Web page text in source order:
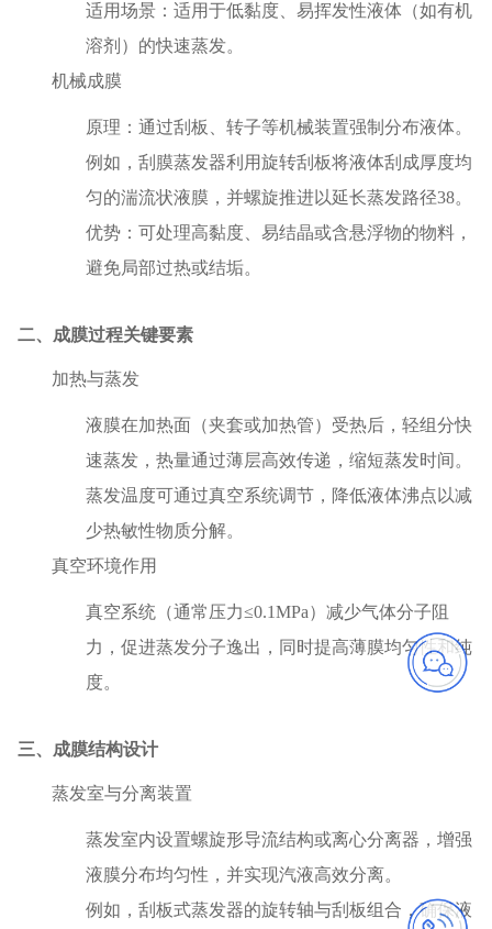
‌适用场景‌：适用于低黏度、易挥发性液体（如有机
溶剂）的快速蒸发‌。
‌机械成膜‌
‌原理‌：通过刮板、转子等机械装置强制分布液体。
例如，‌刮膜蒸发器‌利用旋转刮板将液体刮成厚度均
匀的湍流状液膜，并螺旋推进以延长蒸发路径‌38。
‌优势‌：可处理高黏度、易结晶或含悬浮物的物料，
避免局部过热或结垢‌。
二、成膜过程关键要素
‌加热与蒸发‌
液膜在加热面（夹套或加热管）受热后，轻组分快
速蒸发，热量通过薄层高效传递，缩短蒸发时间‌。
蒸发温度可通过真空系统调节，降低液体沸点以减
少热敏性物质分解‌。
‌真空环境作用‌
真空系统（通常压力≤0.1MPa）减少气体分子阻
力，促进蒸发分子逸出，同时提高薄膜均匀性和纯
度‌。
三、成膜结构设计
‌蒸发室与分离装置‌
蒸发室内设置螺旋形导流结构或离心分离器，增强
液膜分布均匀性，并实现汽液高效分离‌。
例如，刮板式蒸发器的旋转轴与刮板组合，确保液